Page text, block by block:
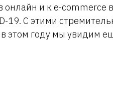
и к e-commerce
19. С этими
этом году мы увидим